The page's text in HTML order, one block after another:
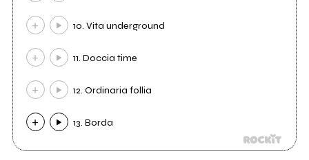
10. Vita underground
11. Doccia time
12. Ordinaria follia
13. Borda